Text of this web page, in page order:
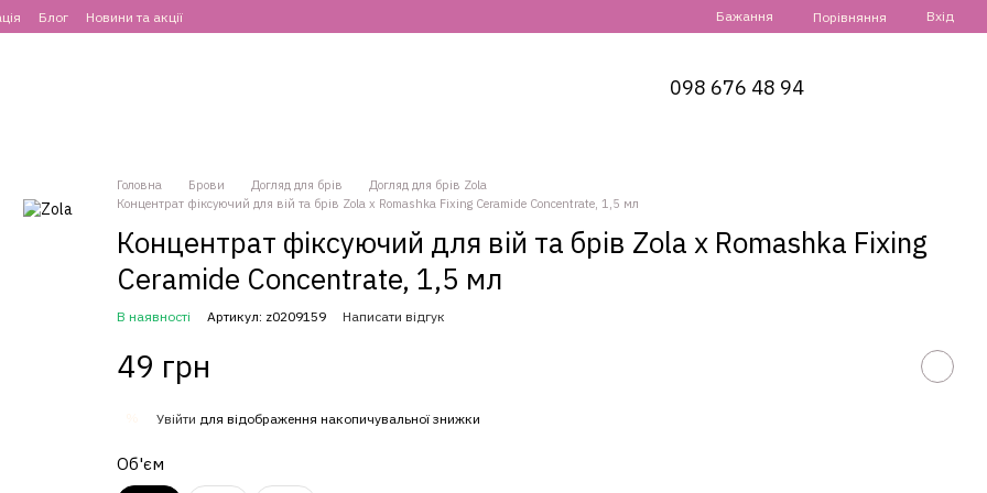
Блог Новини та акції Бажання Порівняння Вхід
098 676 48 94
Головна Брови Догляд для брів
Догляд для брів Zola
Концентрат фіксуючий для вій та брів Zola x Romashka Fixing Ceramide Concentrate, 1,5 мл
Концентрат фіксуючий для вій та брів Zola x Romashka Fixing
Ceramide Concentrate, 1,5 мл
В наявності Артикул: z0209159 Написати відгук
49 грн
Увійти для відображення накопичувальної знижки
Об'єм